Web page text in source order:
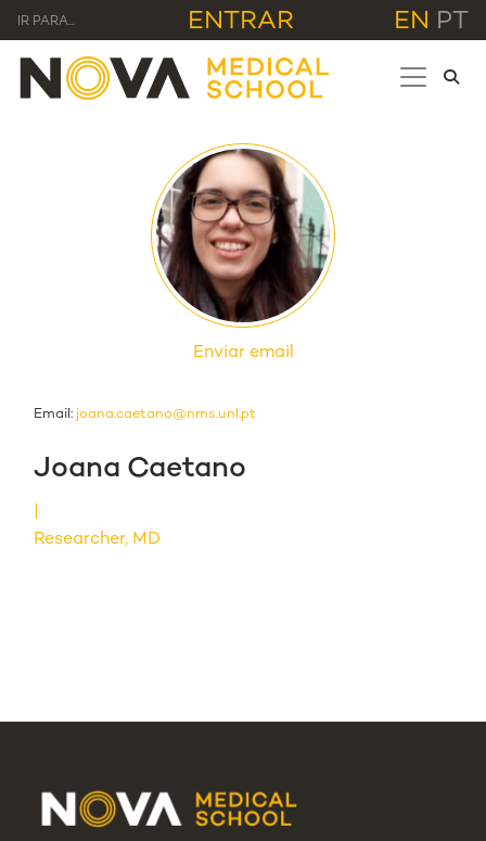
IR PARA... ENTRAR EN PT
Enviar email
Email: joana.caetano@nms.unl.pt
Joana Caetano
Researcher, MD